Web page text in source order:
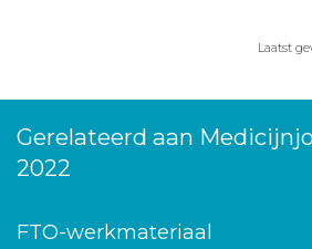
Laatst
Gerelateerd aan
2022
FTO-werkmateriaal